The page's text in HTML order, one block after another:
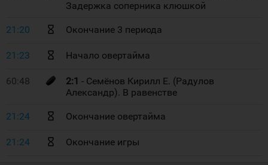
Задержка соперника клюшкой
21:20 Окончание 3 периода
21:23 Начало овертайма
60:48 2:1 - Семёнов Кирилл Е. (Радулов
Александр). В равенстве
21:24 Окончание овертайма
21:24 Окончание игры